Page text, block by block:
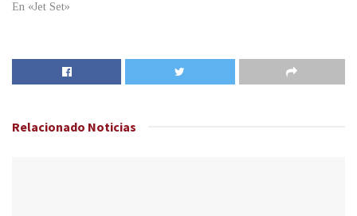
En «Jet Set»
Relacionado Noticias